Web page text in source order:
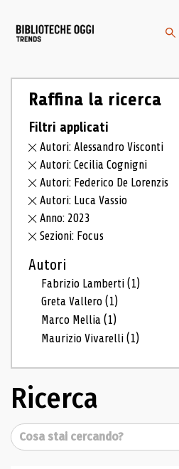
Raffina la ricerca
Filtri applicati
Autori: Alessandro Visconti
Autori: Cecilia Cognigni
Autori: Federico De Lorenzis
Autori: Luca Vassio
Anno: 2023
Sezioni: Focus
Autori
Fabrizio Lamberti(1)
Greta Vallero(1)
Marco Mellia(1)
Maurizio Vivarelli(1)
Ricerca
Cerca